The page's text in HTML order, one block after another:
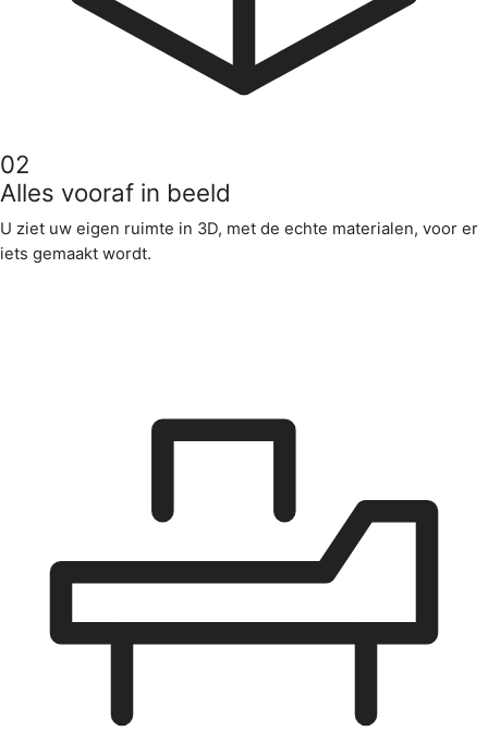
02
Alles vooraf in beeld
U ziet uw eigen ruimte in 3D, met de echte materialen, voor er
iets gemaakt wordt.